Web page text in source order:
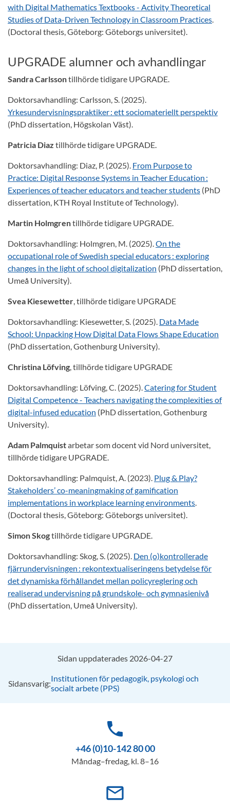
with Digital Mathematics Textbooks - Activity Theoretical
Studies of Data-Driven Technology in Classroom Practices.
(Doctoral thesis, Göteborg: Göteborgs universitet).
UPGRADE alumner och avhandlingar
Sandra Carlssontillhörde tidigare UPGRADE.
Doktorsavhandling: Carlsson, S. (2025).
Yrkesundervisningspraktiker : ett sociomateriellt perspektiv
(PhD dissertation, Högskolan Väst).
Patricia Diaz tillhörde tidigare UPGRADE.
Doktorsavhandling: Diaz, P. (2025). From Purpose to
Practice: Digital Response Systems in Teacher Education :
Experiences of teacher educators and teacher students (PhD
dissertation, KTH Royal Institute of Technology).
Martin Holmgrentillhörde tidigare UPGRADE.
Doktorsavhandling: Holmgren, M. (2025).On the
occupational role of Swedish special educators : exploring
changes in the light of school digitalization (PhD dissertation,
Umeå University).
Svea Kiesewetter, tillhörde tidigare UPGRADE
Doktorsavhandling: Kiesewetter, S. (2025). Data Made
School: Unpacking How Digital Data Flows Shape Education
(PhD dissertation, Gothenburg University).
Christina Löfving, tillhörde tidigare UPGRADE
Doktorsavhandling: Löfving, C. (2025).Catering for Student
Digital Competence - Teachers navigating the complexities of
digital-infused education (PhD dissertation, Gothenburg
University).
Adam Palmquistarbetar som docent vid Nord universitet,
tillhörde tidigare UPGRADE.
Doktorsavhandling: Palmquist, A. (2023). Plug & Play?
Stakeholders’ co-meaningmaking of gamification
implementations in workplace learning environments.
(Doctoral thesis, Göteborg: Göteborgs universitet).
Simon Skogtillhörde tidigare UPGRADE.
Doktorsavhandling: Skog, S. (2025). Den (o)kontrollerade
fjärrundervisningen : rekontextualiseringens betydelse för
det dynamiska förhållandet mellan policyreglering och
realiserad undervisning på grundskole- och gymnasienivå
(PhD dissertation, Umeå University).
Sidan uppdaterades 2026-04-27
Sidansvarig:Institutionen för pedagogik, psykologi och
socialt arbete (PPS)
phone
+46 (0)10-142 80 00
Måndag–fredag, kl. 8–16
mail_outline